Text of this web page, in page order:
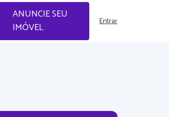
ANUNCIE SEU
IMÓVEL
Entrar